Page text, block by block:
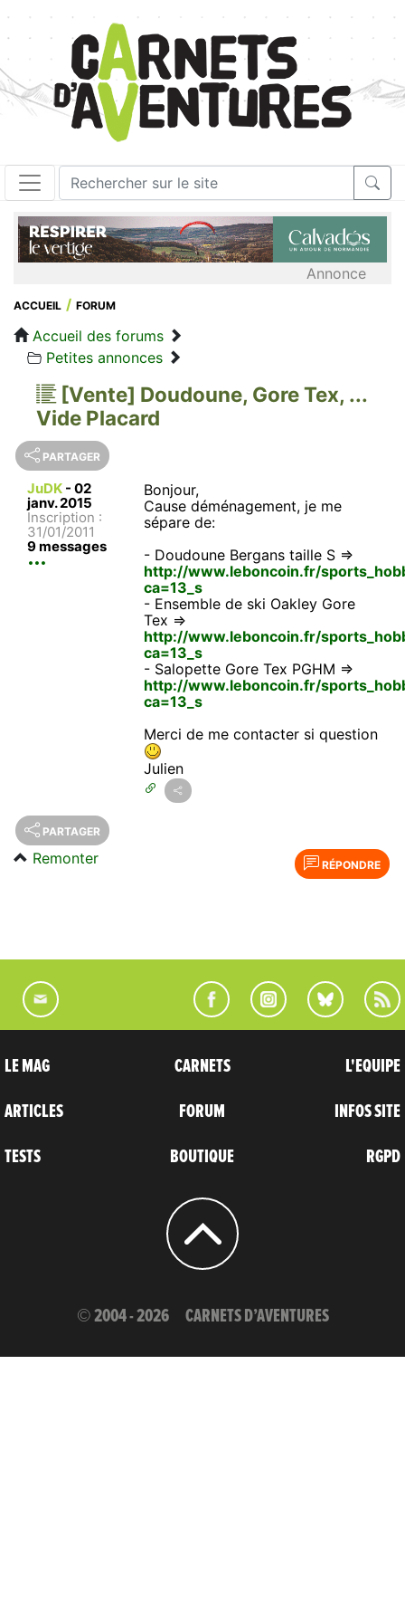
Annonce
ACCUEIL FORUM
Accueil des forums
Petites annonces
[Vente] Doudoune, Gore Tex, ...
Vide Placard
PARTAGER
JuDK - 02
janv. 2015
Inscription :
31/01/2011
9 messages
Bonjour,
Cause déménagement, je me
sépare de:
- Doudoune Bergans taille S =>
http://www.leboncoin.fr/
ca=13_s
- Ensemble de ski Oakley Gore
Tex =>
http://www.leboncoin.fr/
ca=13_s
- Salopette Gore Tex PGHM =>
http://www.leboncoin.fr/
ca=13_s
Merci de me contacter si question
Julien
PARTAGER
RÉPONDRE
Remonter
LE MAG
ARTICLES
TESTS
CARNETS
FORUM
BOUTIQUE
L'EQUIPE
INFOS SITE
RGPD
© 2004 - 2026 CARNETS D’AVENTURES